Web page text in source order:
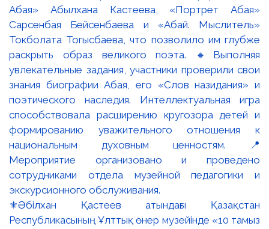
⚜️Әбілхан Қастеев атындағы Қазақстан
Республикасының Ұлттық өнер музейінде «10 тамыз